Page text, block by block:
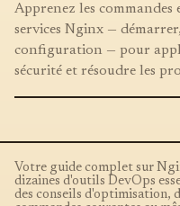
Apprenez les commandes
services Nginx —
configuration — pour
sécurité et résoudre les
Votre guide complet sur
dizaines d'outils DevOps
des conseils d'optimisation,